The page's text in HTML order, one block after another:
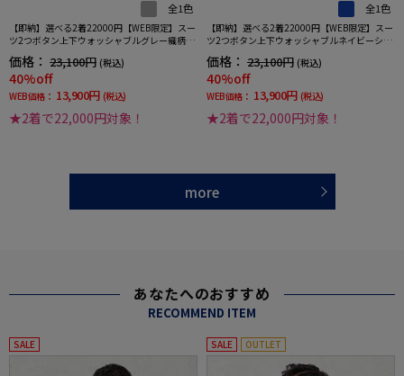
全1色
【即納】選べる2着22000円【WEB限定】スー
ツ2つボタン上下ウォッシャブルグレー織柄無
地3シーズン対応
価格： 23,100円 (税込)
40%off
WEB価格： 13,900円 (税込)
★2着で22,000円対象！
全1色
【即納】選べる2着22000円【WEB限定】スー
ツ2つボタン上下ウォッシャブルネイビーシャ
ドウストライプ
価格： 23,100円 (税込)
40%off
WEB価格： 13,900円 (税込)
★2着で22,000円対象！
more
あなたへのおすすめ
RECOMMEND ITEM
SALE SALE OUTLET